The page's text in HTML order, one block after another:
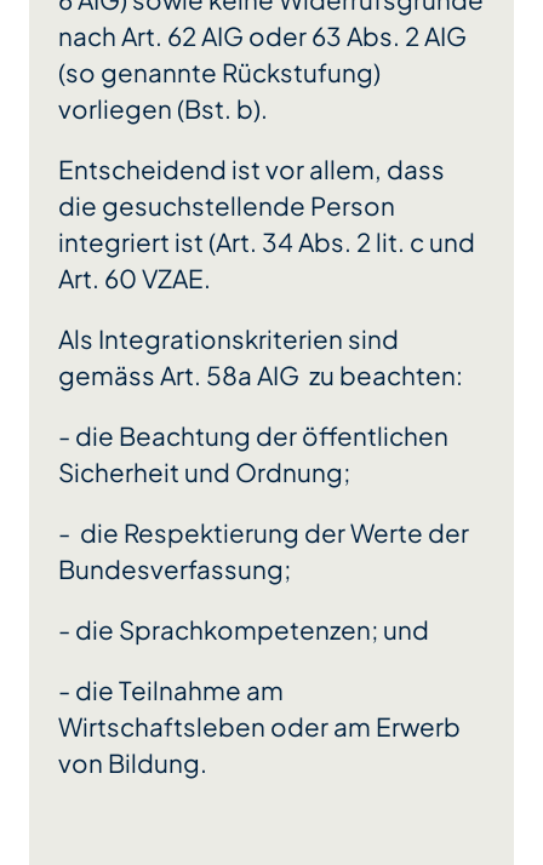
nach Art. 62 AIG oder 63 Abs. 2 AIG
(so genannte Rückstufung)
vorliegen (Bst. b).
Entscheidend ist vor allem, dass
die gesuchstellende Person
integriert ist (Art. 34 Abs. 2 lit. c und
Art. 60 VZAE.
Als Integrationskriterien sind
gemäss Art. 58a AIG zu beachten:
- die Beachtung der öffentlichen
Sicherheit und Ordnung;
- die Respektierung der Werte der
Bundesverfassung;
- die Sprachkompetenzen; und
- die Teilnahme am
Wirtschaftsleben oder am Erwerb
von Bildung.